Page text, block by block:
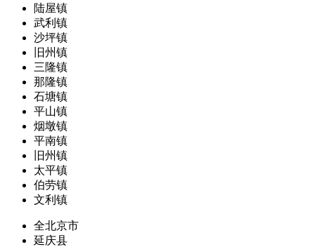
陆屋镇
武利镇
沙坪镇
旧州镇
三隆镇
那隆镇
石塘镇
平山镇
烟墩镇
平南镇
旧州镇
太平镇
伯劳镇
文利镇
全北京市
延庆县